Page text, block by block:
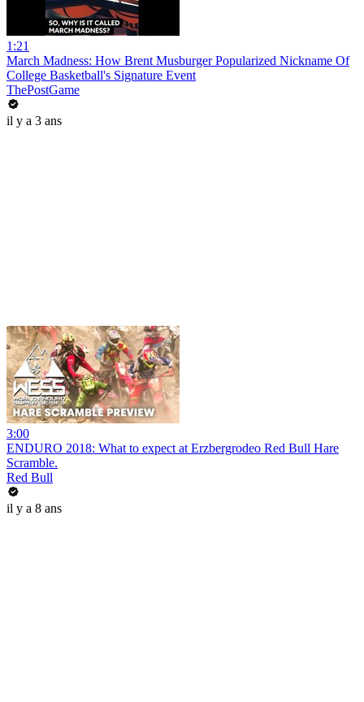
1:21
March Madness: How Brent Musburger Popularized Nickname Of
College Basketball's Signature Event
ThePostGame
il y a 3 ans
3:00
ENDURO 2018: What to expect at Erzbergrodeo Red Bull Hare
Scramble.
Red Bull
il y a 8 ans